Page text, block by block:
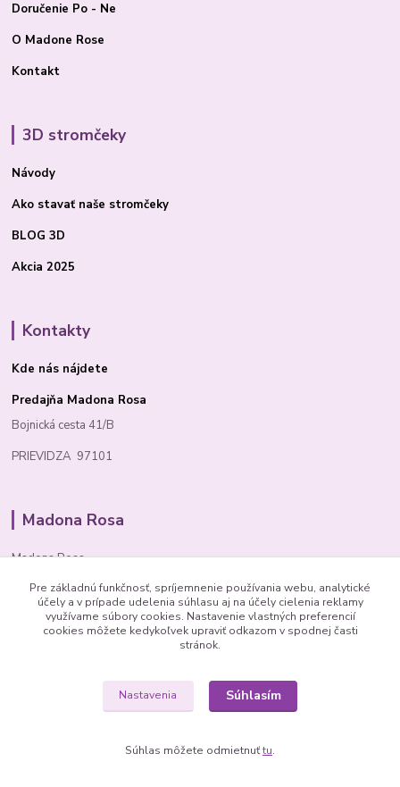
Doručenie Po - Ne
O Madone Rose
Kontakt
3D stromčeky
Návody
Ako stavať naše stromčeky
BLOG 3D
Akcia 2025
Kontakty
Kde nás nájdete
Predajňa Madona Rosa
Bojnická cesta 41/B
PRIEVIDZA 97101
Madona Rosa
Madona Rosa
Richard
+421 905 276 211
© 1992 Madona Rosa Company
Pre základnú funkčnosť, spríjemnenie používania webu, analytické
účely a v prípade udelenia súhlasu aj na účely cielenia reklamy
využívame súbory cookies. Nastavenie vlastných preferencií
cookies môžete kedykoľvek upraviť odkazom v spodnej časti
stránok.
Nastavenia Súhlasím
Súhlas môžete odmietnuťtu.